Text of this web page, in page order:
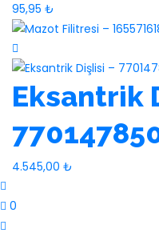
95,95 ₺
Eksantrik
4.545,00 ₺
0